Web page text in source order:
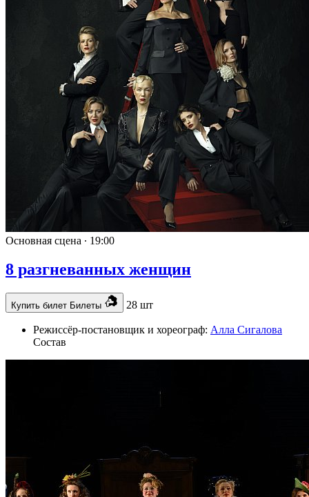
Основная сцена ∙ 19:00
8 разгневанных женщин
Купить билет Билеты 28 шт
Режиссёр-постановщик и хореограф: Алла Сигалова
Состав